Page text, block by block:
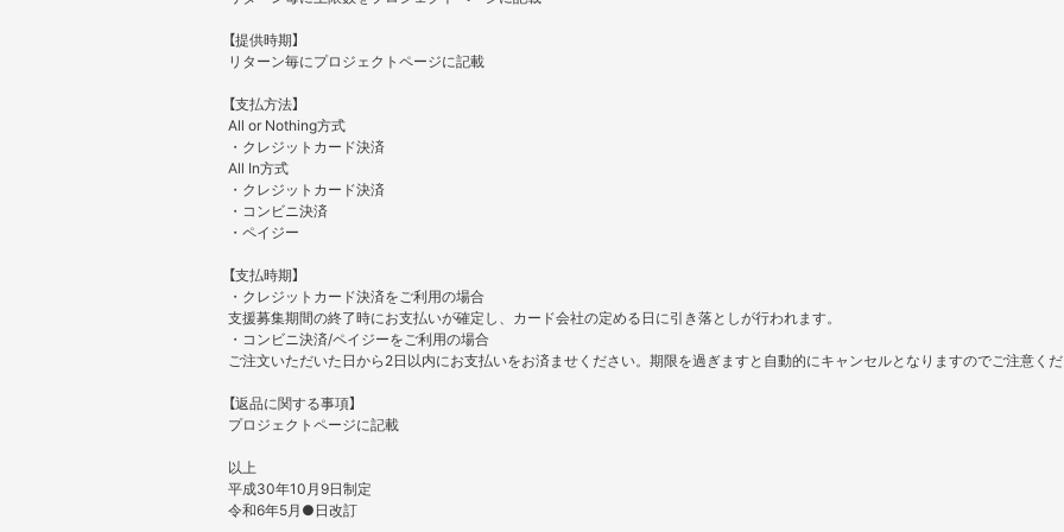
【提供時期】
リターン毎にプロジェクトページに記載
【支払方法】
All or Nothing方式
・クレジットカード決済
All In方式
・クレジットカード決済
・コンビニ決済
・ペイジー
【支払時期】
・クレジットカード決済をご利用の場合
支援募集期間の終了時にお支払いが確定し、カード会社の定める日に引き落としが行われます。
・コンビニ決済/ペイジーをご利用の場合
ご注文いただいた日から2日以内にお支払いをお済ませください。期限を過ぎますと自動的にキャンセルとなりますのでご注意く
【返品に関する事項】
プロジェクトページに記載
以上
平成30年10月9日制定
令和6年5月●日改訂